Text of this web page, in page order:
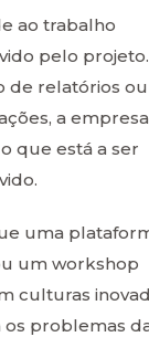
ao trabalho
pelo
de relatórios ou
a
que está a ser
uma
um workshop
culturas
os problemas